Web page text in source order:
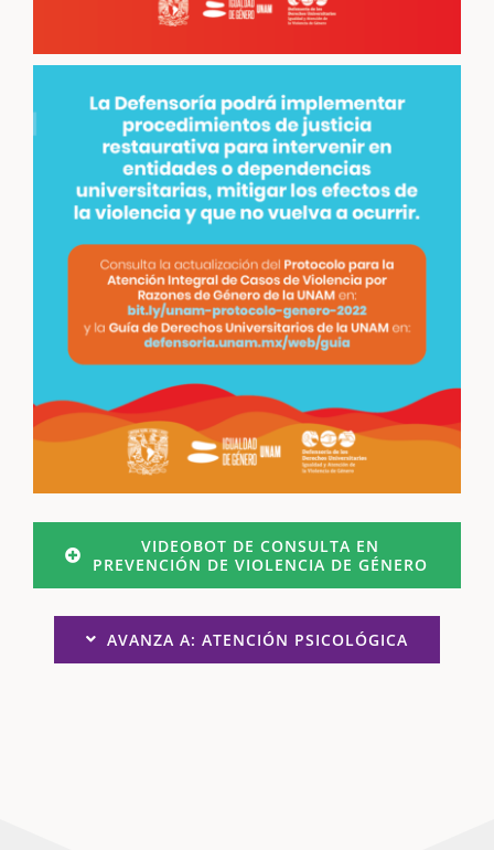
VIDEOBOT DE CONSULTA EN
PREVENCIÓN DE VIOLENCIA DE GÉNERO
AVANZA A: ATENCIÓN PSICOLÓGICA